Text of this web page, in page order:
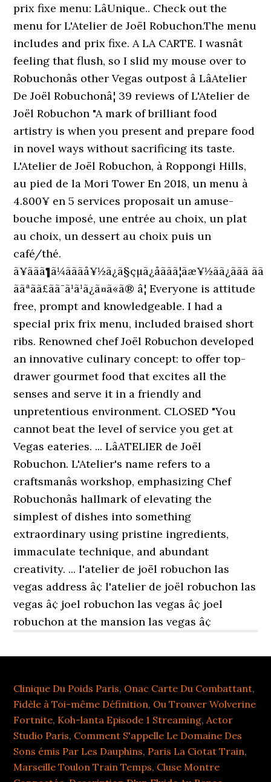
prix fixe menu: LâUnique.. Check out the
menu for L'Atelier de Joël Robuchon.The menu
includes and prix fixe. A LA CARTE. I wasnât
feeling that flush, so I slid my mouse over to
Robuchonâs other Vegas outpost â LâAtelier
De Joël Robuchonâ¦ 39 reviews of L'Atelier de
Joël Robuchon "A mark of brilliant food
artistry is when you present and prepare food
in novel ways without sacrificing its taste.
L'Atelier de Joël Robuchon, à Roppongi Hills,
au pied de la Mori Tower En 2018, un menu à
4.800¥ en 5 services proposait un amuse-
bouche imposé, une entrée au choix, un plat
au choix, un dessert au choix puis un
café/thé.
ã¥ããã¶ã¼ãããå¥½ã¿ã§çµã¿åããã¦ãæ¥½ãã¿ããã ãã
ããªãã£ãã¯ã¹ã¹ã¿ã¤ã«ã® â¦ Everyone is attitude
free, prompt and knowledgeable. I had a
special prix frix menu, included braised short
ribs. Renowned chef Joël Robuchon developed
an innovative culinary concept: to offer top-
drawer gourmet food that excites all the
senses and serve it in a friendly and
unpretentious environment. CLOSED "You
cannot beat the level of service you get at
Vegas eateries. ... LâATELIER de Joël
Robuchon. L'Atelier's name refers to a
craftsmanâs workshop, emphasizing Chef
Robuchonâs hallmark of elevating the
simplest of dishes into something
extraordinary using pristine ingredients,
immaculate technique, and abundant
creativity. ... l'atelier de joël robuchon las
vegas address â¢ l'atelier de joël robuchon las
vegas â¢ joel robuchon las vegas â¢ joel
robuchon at the mansion las vegas â¢
Clinique Du Poids Paris, Onac Carte Du Combattant,
Fidèle à Toi-même Définition, Ou Trouver Wolverine
Fortnite, Koh-lanta Episode 1 Streaming,Actor
Studio Paris, Comment S'appelle Le Domaine Des
Sons émis Par Les Dauphins, Paris La Ciotat Train,
Marseille Toulon Train Temps, Cluse Montre